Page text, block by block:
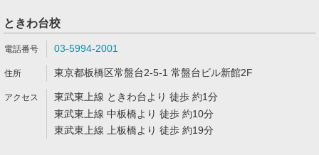
ときわ台校
03-5994-2001
東京都板橋区常盤台2-5-1 常盤台ビル新館2F
東武東上線 ときわ台より 徒歩 約1分
東武東上線 中板橋より 徒歩 約10分
東武東上線 上板橋より 徒歩 約19分